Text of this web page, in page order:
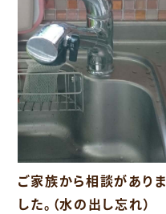
ご家族から相談がありま
した。（水の出し忘れ）